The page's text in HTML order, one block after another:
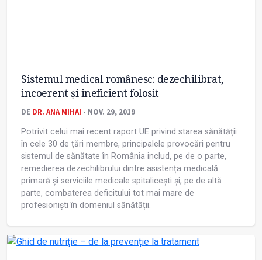
Sistemul medical românesc: dezechilibrat,
incoerent și ineficient folosit
DE DR. ANA MIHAI - NOV. 29, 2019
Potrivit celui mai recent raport UE privind starea sănătății
în cele 30 de țări membre, principalele provocări pentru
sistemul de sănătate în România includ, pe de o parte,
remedierea dezechilibrului dintre asistența medicală
primară și serviciile medicale spitalicești și, pe de altă
parte, combaterea deficitului tot mai mare de
profesioniști în domeniul sănătății.